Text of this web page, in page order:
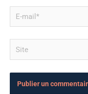
mail*
Site